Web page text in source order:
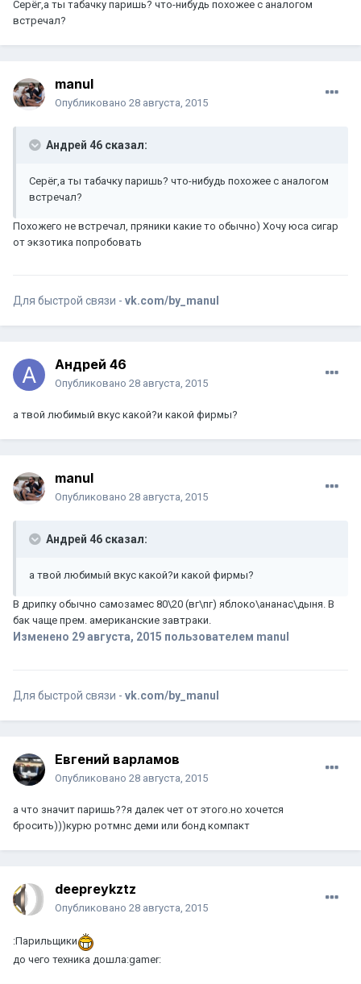
Серёг,а ты табачку паришь? что-нибудь похожее с аналогом
встречал?
manul
Опубликовано 28 августа, 2015
Андрей 46 сказал:
Серёг,а ты табачку паришь? что-нибудь похожее с аналогом
встречал?
Похожего не встречал, пряники какие то обычно) Хочу юса сигар
от экзотика попробовать
Для быстрой связи - vk.com/by_manul
Андрей 46
Опубликовано 28 августа, 2015
а твой любимый вкус какой?и какой фирмы?
manul
Опубликовано 28 августа, 2015
Андрей 46 сказал:
а твой любимый вкус какой?и какой фирмы?
В дрипку обычно самозамес 80\20 (вг\пг) яблоко\ананас\дыня. В
бак чаще прем. американские завтраки.
Изменено 29 августа, 2015 пользователем manul
Для быстрой связи - vk.com/by_manul
Евгений варламов
Опубликовано 28 августа, 2015
а что значит паришь??я далек чет от этого.но хочется
бросить)))курю ротмнс деми или бонд компакт
deepreykztz
Опубликовано 28 августа, 2015
:Парильщики
до чего техника дошла:gamer: